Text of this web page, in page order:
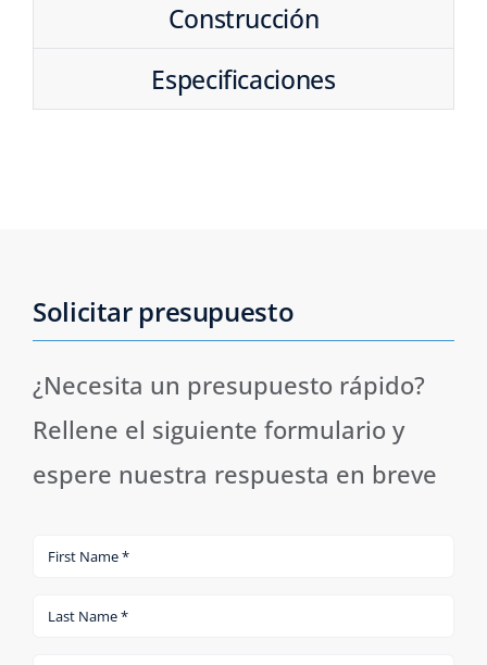
Construcción
Especificaciones
Solicitar presupuesto
¿Necesita un presupuesto rápido?
Rellene el siguiente formulario y
espere nuestra respuesta en breve